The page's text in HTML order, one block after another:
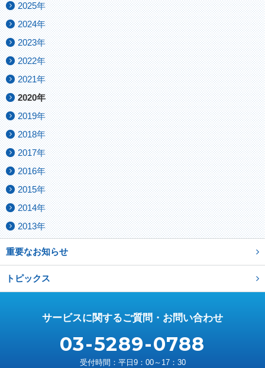
2025年
2024年
2023年
2022年
2021年
2020年
2019年
2018年
2017年
2016年
2015年
2014年
2013年
重要なお知らせ
トピックス
サービスに関するご質問・お問い合わせ
03-5289-0788
受付時間：平日9：00～17：30